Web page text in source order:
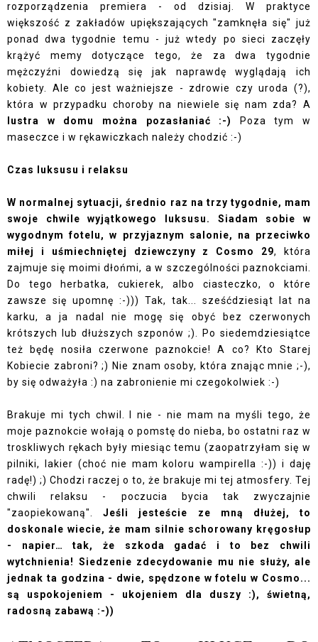
rozporządzenia premiera - od dzisiaj. W praktyce
większość z zakładów upiększających "zamknęła się" już
ponad dwa tygodnie temu - już wtedy po sieci zaczęły
krążyć memy dotyczące tego, że za dwa tygodnie
mężczyźni dowiedzą się jak naprawdę wyglądają ich
kobiety. Ale co jest ważniejsze - zdrowie czy uroda (?),
która w przypadku choroby na niewiele się nam zda? A
lustra w domu można pozasłaniać :-)
Poza tym w
maseczce i w rękawiczkach należy chodzić :-)
Czas luksusu i relaksu
W normalnej sytuacji, średnio raz na trzy tygodnie, mam
swoje chwile wyjątkowego luksusu. Siadam sobie w
wygodnym fotelu, w przyjaznym salonie, na przeciwko
miłej i uśmiechniętej dziewczyny z Cosmo 29, która
zajmuje się moimi dłońmi, a w szczególności paznokciami.
Do tego herbatka, cukierek, albo ciasteczko, o które
zawsze się upomnę :-))) Tak, tak... sześćdziesiąt lat na
karku, a ja nadal nie mogę się obyć bez czerwonych
krótszych lub dłuższych szponów ;). Po siedemdziesiątce
też będę nosiła czerwone paznokcie! A co? Kto Starej
Kobiecie zabroni? ;) Nie znam osoby, która znając mnie ;-),
by się odważyła :) na zabronienie mi czegokolwiek :-)
Brakuje mi tych chwil. I nie - nie mam na myśli tego, że
moje paznokcie wołają o pomstę do nieba, bo ostatni raz w
troskliwych rękach były miesiąc temu (zaopatrzyłam się w
pilniki, lakier (choć nie mam koloru wampirella :-)) i daję
radę!) ;) Chodzi raczej o to, że brakuje mi tej atmosfery. Tej
chwili relaksu - poczucia bycia tak zwyczajnie
"zaopiekowaną".Jeśli jesteście ze mną dłużej, to
doskonale wiecie, że mam silnie schorowany kręgosłup
- napier… tak, że szkoda gadać i to bez chwili
wytchnienia! Siedzenie zdecydowanie mu nie służy, ale
jednak ta godzina - dwie, spędzone w fotelu w Cosmo...
są uspokojeniem - ukojeniem dla duszy :), świetną,
radosną zabawą :-))